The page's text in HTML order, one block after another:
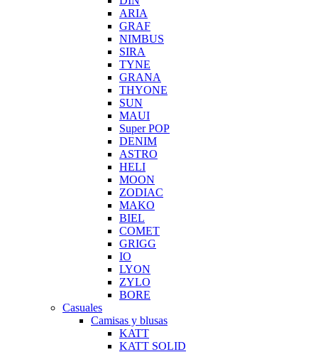
ARIA
GRAF
NIMBUS
SIRA
TYNE
GRANA
THYONE
SUN
MAUI
Super POP
DENIM
ASTRO
HELI
MOON
ZODIAC
MAKO
BIEL
COMET
GRIGG
IO
LYON
ZYLO
BORE
Casuales
Camisas y blusas
KATT
KATT SOLID